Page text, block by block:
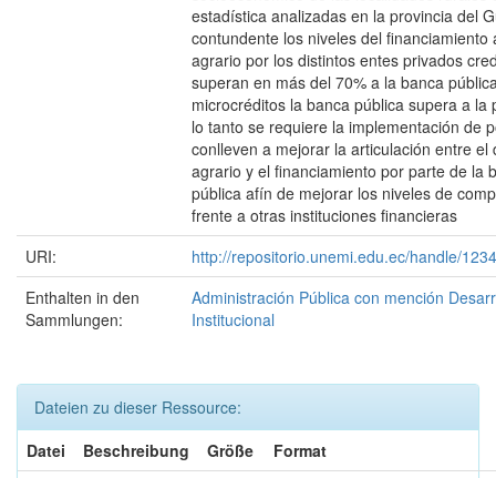
estadística analizadas en la provincia del
contundente los niveles del financiamiento
agrario por los distintos entes privados
superan en más del 70% a la banca
microcréditos la banca pública supera a la
lo tanto se requiere la implementación de
conlleven a mejorar la articulación entre el
agrario y el financiamiento por parte de la
pública afín de mejorar los niveles de
frente a otras instituciones financieras
URI:
http://repositorio.unemi.edu.ec/handle/
Enthalten in den
Sammlungen:
Administración Pública con mención
Institucional
Dateien zu dieser Ressource:
Datei
Beschreibung Größe
Format